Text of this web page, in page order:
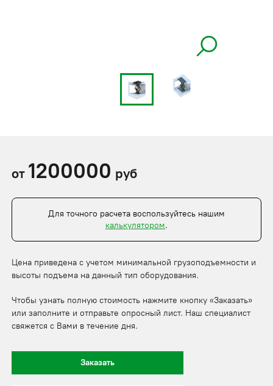
от 1200000 руб
Для точного расчета воспользуйтесь нашим
калькулятором.
Цена приведена с учетом минимальной грузоподъемности и
высоты подъема на данный тип оборудования.
Чтобы узнать полную стоимость нажмите кнопку «Заказать»
или заполните и отправьте опросный лист. Наш специалист
свяжется с Вами в течение дня.
Заказать